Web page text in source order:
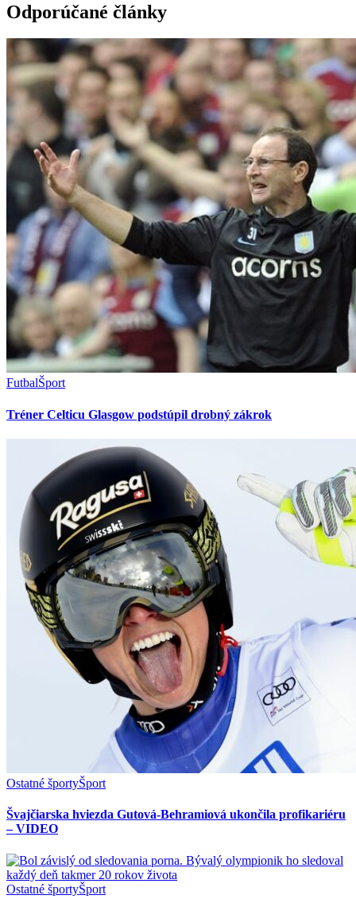
Odporúčané články
FutbalŠport
Tréner Celticu Glasgow podstúpil drobný zákrok
Ostatné športyŠport
Švajčiarska hviezda Gutová-Behramiová ukončila profikariéru
– VIDEO
Ostatné športyŠport